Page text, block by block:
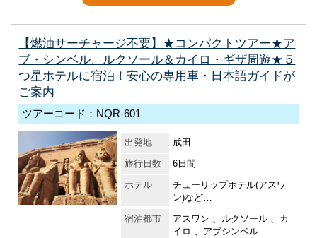
【燃油サーチャージ不要】★コンパクトツアー★ア
ブ・シンベル、ルクソール＆カイロ・ギザ周遊★５
つ星ホテルに宿泊！安心の専用車・日本語ガイドが
ご案内
ツアーコード：NQR-601
出発地
成田
旅行日数
6日間
ホテル
チューリップホテル(アスワ
ン)など…
宿泊都市
アスワン 、ルクソール 、カ
イロ 、アブシンベル